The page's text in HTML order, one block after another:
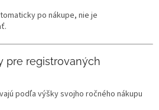
po nákupe, nie je
pre registrovaných
podľa výšky svojho ročného nákupu